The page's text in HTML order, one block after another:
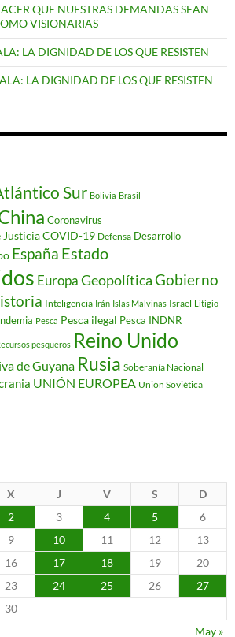
QUE NUESTRAS DEMANDAS SEAN
VISIONARIAS
LA DIGNIDAD DE LOS QUE RESISTEN
LA DIGNIDAD DE LOS QUE RESISTEN
Sur Bolivia Brasil
Coronavirus
JusticiaCOVID-19 Defensa Desarrollo
España Estado
EuropaGeopolíticaGobierno
Inteligencia Irán Islas Malvinas Israel Litigio
Pesca Pesca ilegal Pesca INDNR
pesqueros Reino Unido
de Guyana Rusia Soberanía Nacional
UNIÓN EUROPEA Unión Soviética
X J V S
D
2 3 4 5
6
9 10 11 12
13
16 17 18 19
20
23 24 25 26
27
30
May »